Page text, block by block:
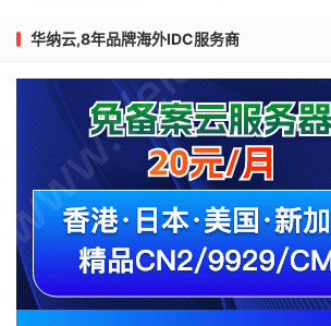
华纳云,8年品牌海外IDC服务商